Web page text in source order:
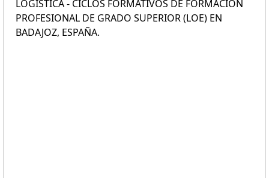
LOGÍSTICA - CICLOS FORMATIVOS DE FORMACIÓN
PROFESIONAL DE GRADO SUPERIOR (LOE) EN
BADAJOZ, ESPAÑA.